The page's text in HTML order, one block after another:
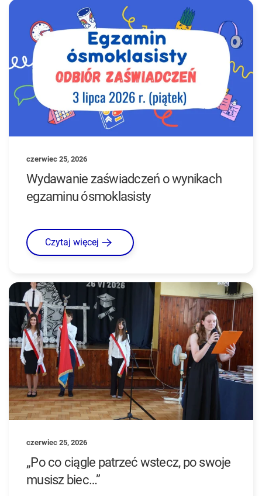
czerwiec 25, 2026
Wydawanie zaświadczeń o wynikach
egzaminu ósmoklasisty
Czytaj więcej
czerwiec 25, 2026
„Po co ciągle patrzeć wstecz, po swoje
musisz biec…”